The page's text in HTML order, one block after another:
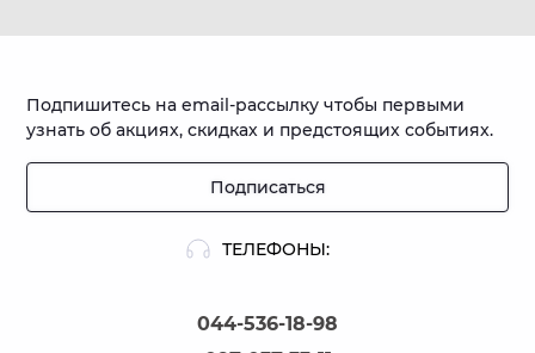
ТЕЛЕФОНЫ:
044-536-18-98
Подпишитесь на email-рассылку чтобы первыми
узнать об акциях, скидках и предстоящих событиях.
Подписаться